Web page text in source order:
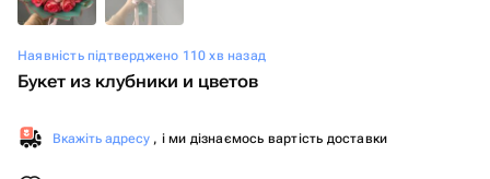
Наявність підтверджено 110 хв назад
Букет из клубники и цветов
Вкажіть адресу , і ми дізнаємось вартість доставки